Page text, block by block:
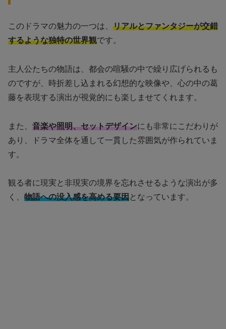
このドラマの魅力の一つは、 リアルとファンタジーが交錯
するような独特の世界観です。
主人公たちの物語は、都会の喧騒の中で繰り広げられるも
のですが、時折差し込まれる幻想的な映像や、心の中の葛
藤を表現する演出が視覚的にも楽しませてくれます。
また、 音楽や照明、セットデザインにも非常にこだわりが
あり、ドラマ全体を通して一貫した雰囲気が作られていま
す。
観る者に現実と非現実の境界を忘れさせるような演出が多
く、 物語への没入感を高める要因となっています。